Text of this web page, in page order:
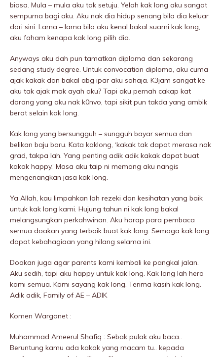
biasa. Mula – mula aku tak setuju. Yelah kak long aku sangat
sempurna bagi aku. Aku nak dia hidup senang bila dia keluar
dari sini. Lama – lama bila aku kenal bakal suami kak long,
aku faham kenapa kak long pilih dia.
Anyways aku dah pun tamatkan diploma dan sekarang
sedang study degree. Untuk convocation diploma, aku cuma
ajak kakak dan bakal abg ipar aku sahaja. K3jam sangat ke
aku tak ajak mak ayah aku? Tapi aku pernah cakap kat
dorang yang aku nak k0nvo, tapi sikit pun takda yang ambik
berat selain kak long.
Kak long yang bersungguh – sungguh bayar semua dan
belikan baju baru. Kata kaklong, ‘kakak tak dapat merasa nak
grad, takpa lah. Yang penting adik adik kakak dapat buat
kakak happy.’ Masa aku taip ni memang aku nangis
mengenangkan jasa kak long.
Ya Allah, kau limpahkan lah rezeki dan kesihatan yang baik
untuk kak long kami. Hujung tahun ni kak long bakal
melangsungkan perkahwinan. Aku harap para pembaca
semua doakan yang terbaik buat kak long. Semoga kak long
dapat kebahagiaan yang hilang selama ini.
Doakan juga agar parents kami kembali ke pangkal jalan.
Aku sedih, tapi aku happy untuk kak long. Kak long lah hero
kami semua. Kami sayang kak long. Terima kasih kak long.
Adik adik, Family of AE – ADIK
Komen Warganet :
Muhammad Ameerul Shafiq : Sebak pulak aku baca..
Beruntung kamu ada kakak yang macam tu.. kepada